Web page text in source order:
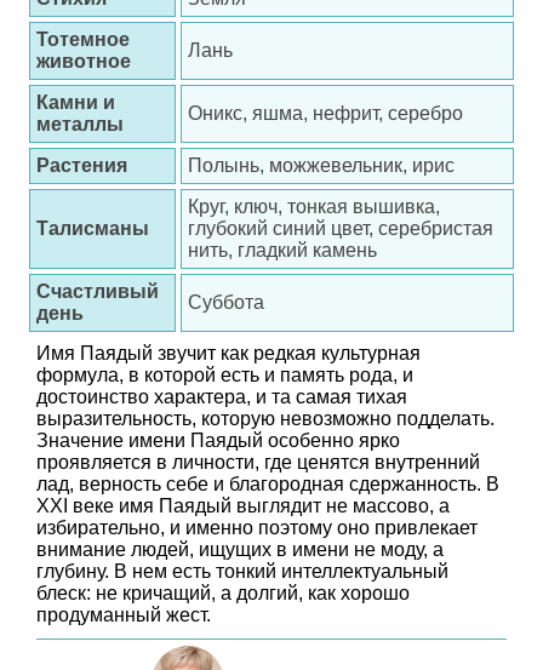
Тотемное
животное
Лань
Камни и
металлы
Оникс, яшма, нефрит, серебро
Растения Полынь, можжевельник, ирис
Талисманы
Круг, ключ, тонкая вышивка,
глубокий синий цвет, серебристая
нить, гладкий камень
Счастливый
день
Суббота
Имя Паядый звучит как редкая культурная
формула, в которой есть и память рода, и
достоинство характера, и та самая тихая
выразительность, которую невозможно подделать.
Значение имени Паядый особенно ярко
проявляется в личности, где ценятся внутренний
лад, верность себе и благородная сдержанность. В
XXI веке имя Паядый выглядит не массово, а
избирательно, и именно поэтому оно привлекает
внимание людей, ищущих в имени не моду, а
глубину. В нем есть тонкий интеллектуальный
блеск: не кричащий, а долгий, как хорошо
продуманный жест.